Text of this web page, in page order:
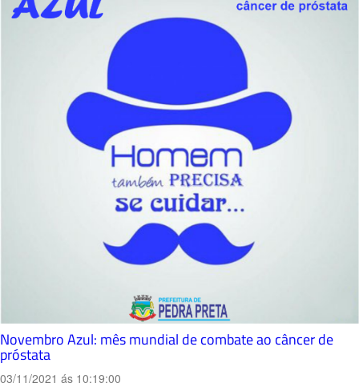
Novembro Azul: mês mundial de combate ao câncer de
próstata
03/11/2021 ás 10:19:00